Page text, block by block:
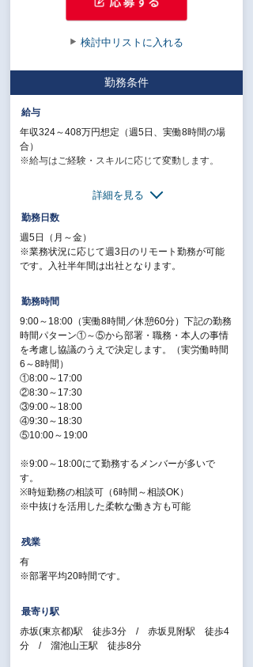
検討中リストに入れる
勤務条件
給与
年収324～408万円想定（週5日、実働8時間の場
合）
※給与はご経験・スキルに応じて変動します。
【給与形態】月給制
【固定残業代／月】40時間／超過分は別途支給※
時短勤務の場合は固定残業代がなしとなります。
【交通費／月】支給※上限30,000円
【昇給】年1回
土日祝、年次有給休暇、特別休暇、年末年始休暇
※育休実績あり（男女）
【福利厚生】
社会保険完備、ヘルスケアサポート、外部相談窓
口、団体定期保険、資格取得支援制度、研修支援
制度、企業型確定拠出年金（401K）、企業型確定
給付年金（はぐくみ基金）
詳細を見る
勤務日数
週5日（月～金）
※業務状況に応じて週3日のリモート勤務が可能
です。入社半年間は出社となります。
勤務時間
9:00～18:00（実働8時間／休憩60分）下記の勤務
時間パターン①～⑤から部署・職務・本人の事情
を考慮し協議のうえで決定します。（実労働時間
6～8時間）
①8:00～17:00
②8:30～17:30
③9:00～18:00
④9:30～18:30
⑤10:00～19:00
※9:00～18:00にて勤務するメンバーが多いで
す。
※時短勤務の相談可（6時間～相談OK）
※中抜けを活用した柔軟な働き方も可能
残業
有
※部署平均20時間です。
最寄り駅
赤坂(東京都)駅 徒歩3分 / 赤坂見附駅 徒歩4
分 / 溜池山王駅 徒歩8分